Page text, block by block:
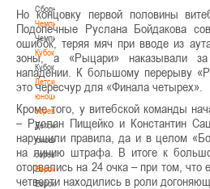
Сборные
Чемпионат
Чемпионат
Кубок
Кубок
Детско-
юношеские
соревнования
Детско-
юношеские
соревнования
Еврокубки
Еврокубки
Но концовку первой половины
Подопечные Руслана Бойдакова
ошибок, теряя мяч при вводе из
зоны, а «Рыцари» наказывали
нападении. К большому перерыву
это чересчур для «Финала четырех».
Кроме того, у витебской команды
– Руслан Пищейко и Константин
нарушили правила, да и в целом
на линию штрафа. В итоге к
оторвались на 24 очка – при том,
четверти находились в роли